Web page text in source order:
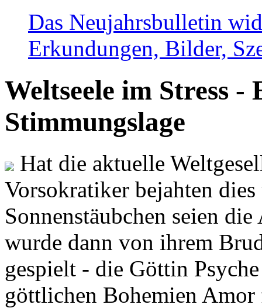
Das Neujahrsbulletin
Erkundungen, Bilder,
Weltseele im Stress -
Stimmungslage
Hat die aktuelle
Vorsokratiker bejahten
Sonnenstäubchen seien
wurde dann von ihrem
gespielt - die Göttin
göttlichen Bohemien